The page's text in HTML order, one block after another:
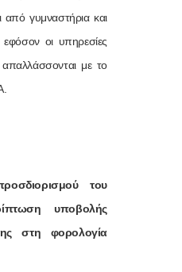
από γυμναστήρια και
οι υπηρεσίες
με το
του
υποβολής
στη φορολογία